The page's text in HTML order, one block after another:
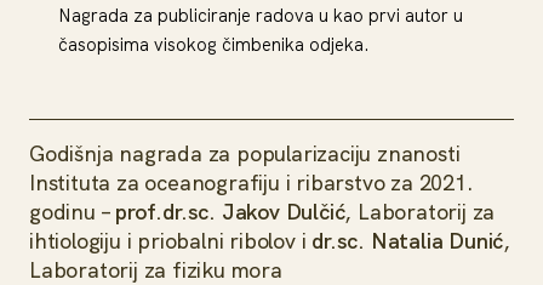
Nagrada za publiciranje radova u kao prvi autor u
časopisima visokog čimbenika odjeka.
Godišnja nagrada za popularizaciju znanosti
Instituta za oceanografiju i ribarstvo za 2021.
godinu – prof.dr.sc. Jakov Dulčić, Laboratorij za
ihtiologiju i priobalni ribolov i dr.sc. Natalia Dunić,
Laboratorij za fiziku mora